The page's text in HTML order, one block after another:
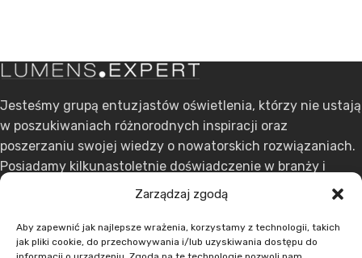
Zarządzaj zgodą
Aby zapewnić jak najlepsze wrażenia, korzystamy z technologii, takich
jak pliki cookie, do przechowywania i/lub uzyskiwania dostępu do
Jesteśmy grupą entuzjastów oświetlenia, którzy nie ustają
w poszukiwaniach różnorodnych inspiracji oraz
poszerzaniu swojej wiedzy o nowatorskich rozwiązaniach.
Posiadamy kilkunastoletnie doświadczenie w branży i
stawiamy na ciągły rozwój.
ul. Dąbrowskiego 301, 60-406 Poznań
+48 608 636 580